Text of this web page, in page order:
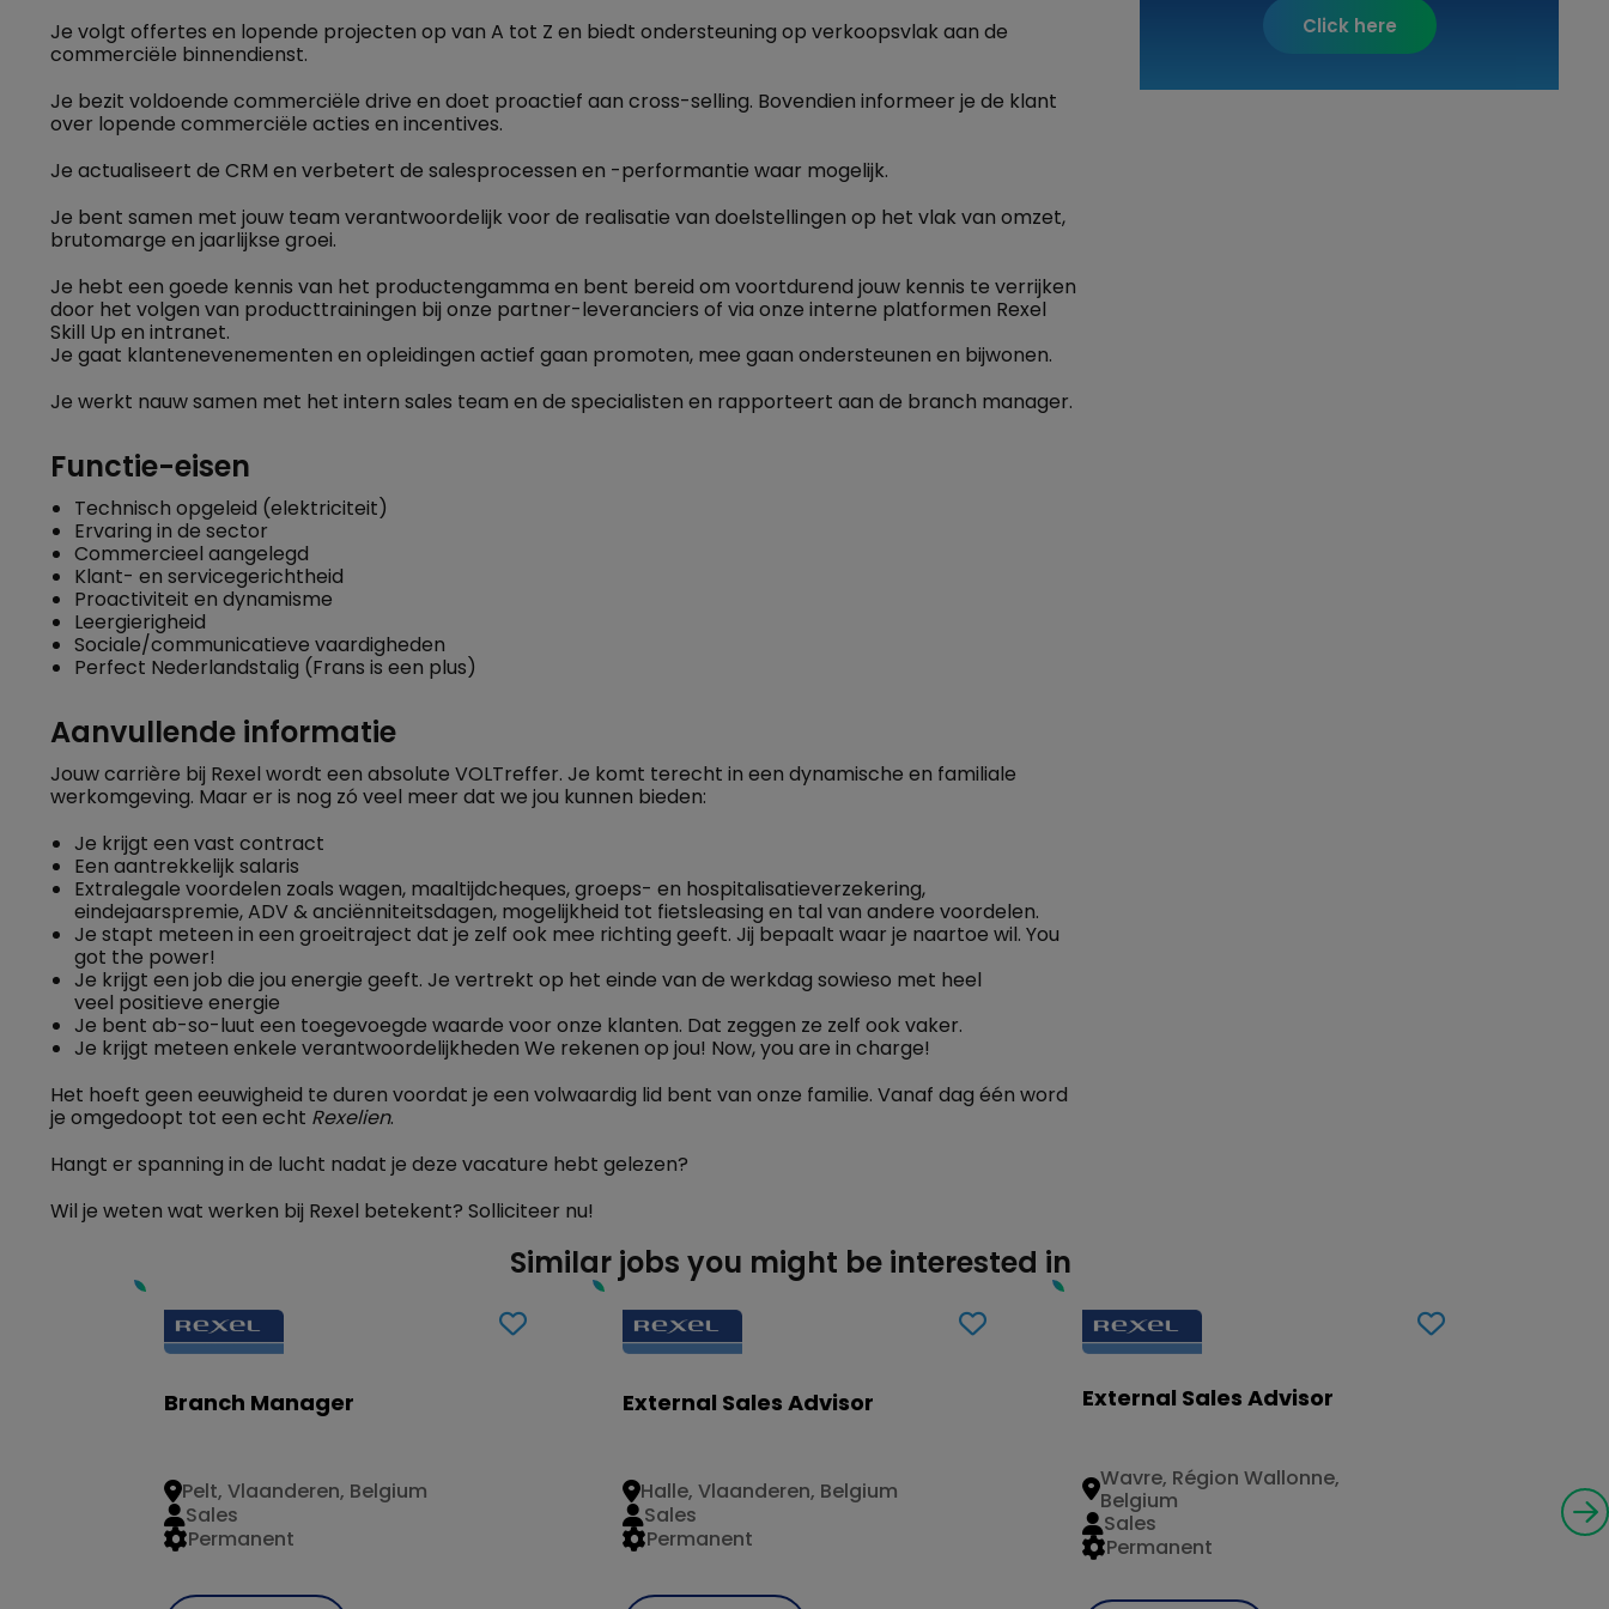
Je volgt offertes en lopende projecten op van A tot Z en biedt ondersteuning op verkoopsvlak aan de
commerciële binnendienst.
Je bezit voldoende commerciële drive en doet proactief aan cross-selling. Bovendien informeer je de klant
over lopende commerciële acties en incentives.
Je actualiseert de CRM en verbetert de salesprocessen en -performantie waar mogelijk.
Je bent samen met jouw team verantwoordelijk voor de realisatie van doelstellingen op het vlak van omzet,
brutomarge en jaarlijkse groei.
Je hebt een goede kennis van het productengamma en bent bereid om voortdurend jouw kennis te verrijken
door het volgen van producttrainingen bij onze partner-leveranciers of via onze interne platformen Rexel
Skill Up en intranet.
Je gaat klantenevenementen en opleidingen actief gaan promoten, mee gaan ondersteunen en bijwonen.
Je werkt nauw samen met het intern sales team en de specialisten en rapporteert aan de branch manager.
Functie-eisen
Technisch opgeleid (elektriciteit)
Ervaring in de sector
Commercieel aangelegd
Klant- en servicegerichtheid
Proactiviteit en dynamisme
Leergierigheid
Sociale/communicatieve vaardigheden
Perfect Nederlandstalig (Frans is een plus)
Aanvullende informatie
Jouw carrière bij Rexel wordt een absolute VOLTreffer. Je komt terecht in een dynamische en familiale
werkomgeving. Maar er is nog zó veel meer dat we jou kunnen bieden:
Je krijgt een vast contract
Een aantrekkelijk salaris
Extralegale voordelen zoals wagen, maaltijdcheques, groeps- en hospitalisatieverzekering,
eindejaarspremie, ADV & anciënniteitsdagen, mogelijkheid tot fietsleasing en tal van andere voordelen.
Je stapt meteen in een groeitraject dat je zelf ook mee richting geeft. Jij bepaalt waar je naartoe wil. You
got the power!
Je krijgt een job die jou energie geeft. Je vertrekt op het einde van de werkdag sowieso met heel
veel positieve energie
Je bent ab-so-luut een toegevoegde waarde voor onze klanten. Dat zeggen ze zelf ook vaker.
Je krijgt meteen enkele verantwoordelijkheden We rekenen op jou! Now, you are in charge!
Het hoeft geen eeuwigheid te duren voordat je een volwaardig lid bent van onze familie. Vanaf dag één word
je omgedoopt tot een echt Rexelien.
Hangt er spanning in de lucht nadat je deze vacature hebt gelezen?
Wil je weten wat werken bij Rexel betekent? Solliciteer nu!
Click here
Similar jobs you might be interested in
Branch Manager
Pelt, Vlaanderen, Belgium
Permanent
Sales
External Sales Advisor
Halle, Vlaanderen, Belgium
Permanent
Sales
External Sales Advisor
Wavre, Région Wallonne,
Belgium
Permanent
Sales